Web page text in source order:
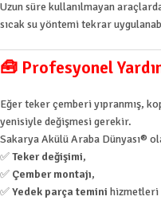
Uzun süre kullanılmayan
sıcak su yöntemi tekrar
🧰 Profesyonel
Eğer teker çemberi yıpranmış,
yenisiyle değişmesi gerekir.
Sakarya Akülü Araba Dünyası®
✅Teker değişimi,
✅ Çember montajı,
✅Yedek parça temini hizmetleri